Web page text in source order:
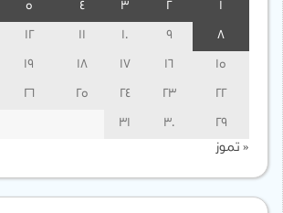
3
15
16
17
18
19
22
23
24
25
26
29
30
31
« تموز